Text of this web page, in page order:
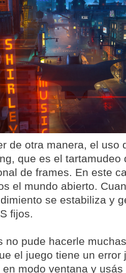
de otra manera, el uso
que es el tartamudeo
de frames. En este
el mundo abierto.
se estabiliza y
fijos.
no pude hacerle
el juego tiene un
modo ventana y